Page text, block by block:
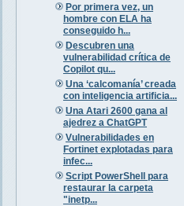
Por primera vez, un
hombre con ELA ha
conseguido h...
Descubren una
vulnerabilidad crítica de
Copilot qu...
Una ‘calcomanía’ creada
con inteligencia artificia...
Una Atari 2600 gana al
ajedrez a ChatGPT
Vulnerabilidades en
Fortinet explotadas para
infec...
Script PowerShell para
restaurar la carpeta
"inetp...